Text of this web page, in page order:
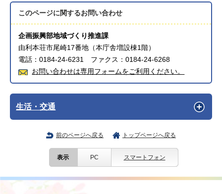
このページに関するお問い合わせ
企画振興部地域づくり推進課
由利本荘市尾崎17番地（本庁舎増設棟1階）
電話：0184-24-6231 ファクス：0184-24-6268
お問い合わせは専用フォームをご利用ください。
生活・交通
前のページへ戻る トップページへ戻る
表示 PC スマートフォン